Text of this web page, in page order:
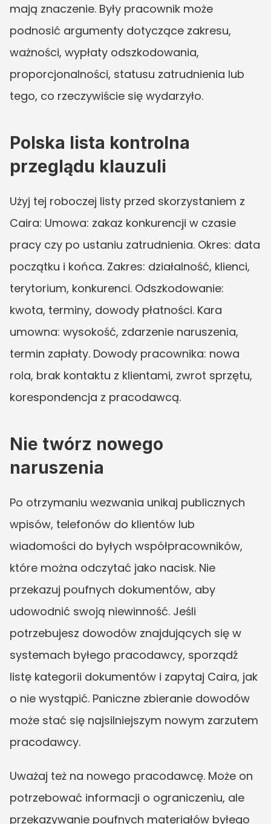
mają znaczenie. Były pracownik może
podnosić argumenty dotyczące zakresu,
ważności, wypłaty odszkodowania,
proporcjonalności, statusu zatrudnienia lub
tego, co rzeczywiście się wydarzyło.
Polska lista kontrolna
przeglądu klauzuli
Użyj tej roboczej listy przed skorzystaniem z
Caira: Umowa: zakaz konkurencji w czasie
pracy czy po ustaniu zatrudnienia. Okres: data
początku i końca. Zakres: działalność, klienci,
terytorium, konkurenci. Odszkodowanie:
kwota, terminy, dowody płatności. Kara
umowna: wysokość, zdarzenie naruszenia,
termin zapłaty. Dowody pracownika: nowa
rola, brak kontaktu z klientami, zwrot sprzętu,
korespondencja z pracodawcą.
Nie twórz nowego
naruszenia
Po otrzymaniu wezwania unikaj publicznych
wpisów, telefonów do klientów lub
wiadomości do byłych współpracowników,
które można odczytać jako nacisk. Nie
przekazuj poufnych dokumentów, aby
udowodnić swoją niewinność. Jeśli
potrzebujesz dowodów znajdujących się w
systemach byłego pracodawcy, sporządź
listę kategorii dokumentów i zapytaj Caira, jak
o nie wystąpić. Paniczne zbieranie dowodów
może stać się najsilniejszym nowym zarzutem
pracodawcy.
Uważaj też na nowego pracodawcę. Może on
potrzebować informacji o ograniczeniu, ale
przekazywanie poufnych materiałów byłego